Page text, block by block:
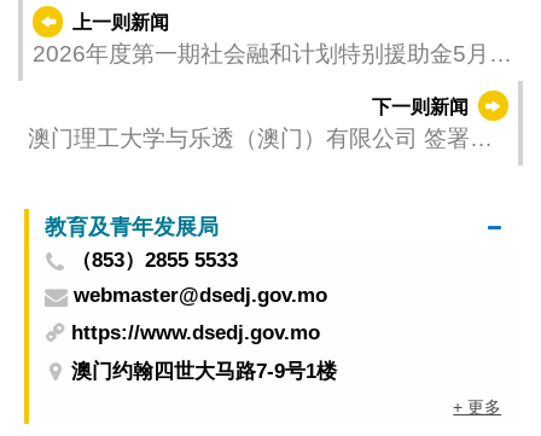
上一则新闻
2026年度第一期社会融和计划特别援助金5月发
下一则新闻
澳门理工大学与乐透（澳门）有限公司 签署合
教育及青年发展局
（853）2855 5533
webmaster@dsedj.gov.mo
https://www.dsedj.gov.mo
澳门约翰四世大马路7-9号1楼
+ 更多